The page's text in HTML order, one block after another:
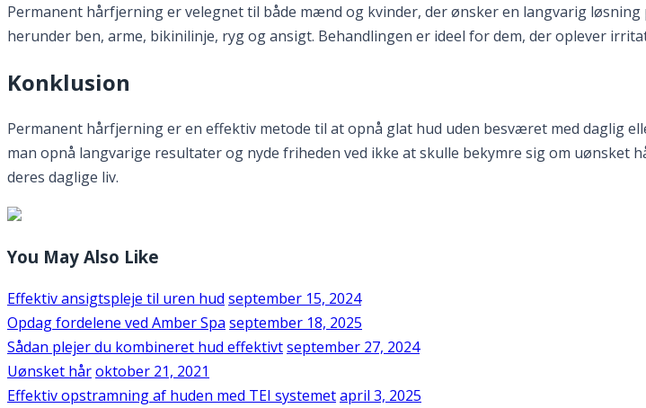
Permanent hårfjerning er velegnet til både mænd og kvinder, der ønsker en langvarig
herunder ben, arme, bikinilinje, ryg og ansigt. Behandlingen er ideel for dem, der oplever
Konklusion
Permanent hårfjerning er en effektiv metode til at opnå glat hud uden besværet med daglig
man opnå langvarige resultater og nyde friheden ved ikke at skulle bekymre sig om
deres daglige liv.
You May Also Like
Effektiv ansigtspleje til uren hud september 15, 2024
Opdag fordelene ved Amber Spa september 18, 2025
Sådan plejer du kombineret hud effektivtseptember 27, 2024
Uønsket håroktober 21, 2021
Effektiv opstramning af huden med TEI systemetapril 3, 2025